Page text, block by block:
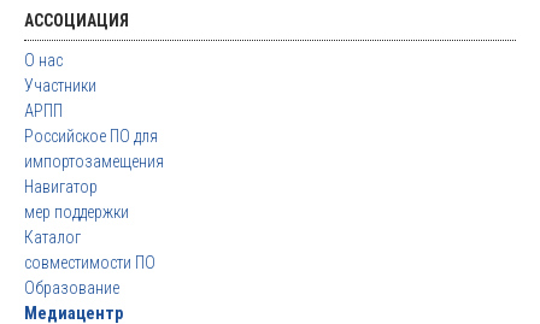
АССОЦИАЦИЯ
О нас
Участники
АРПП
Российское ПО для
импортозамещения
Навигатор
мер поддержки
Каталог
совместимости ПО
Образование
Медиацентр